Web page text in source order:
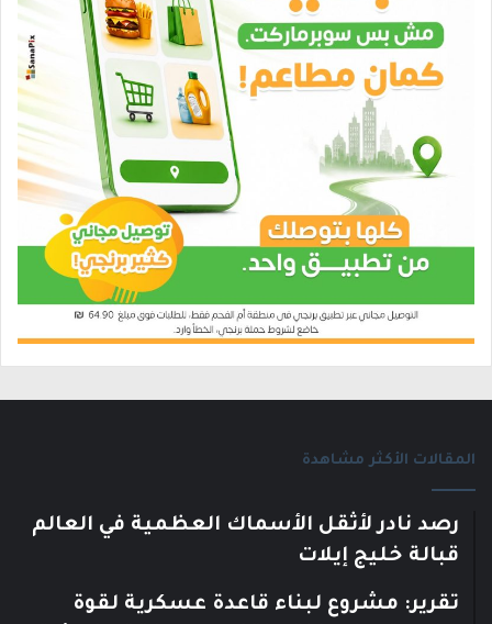
المقالات الأكثر مشاهدة
رصد نادر لأثقل الأسماك العظمية في العالم
قبالة خليج إيلات
تقرير: مشروع لبناء قاعدة عسكرية لقوة